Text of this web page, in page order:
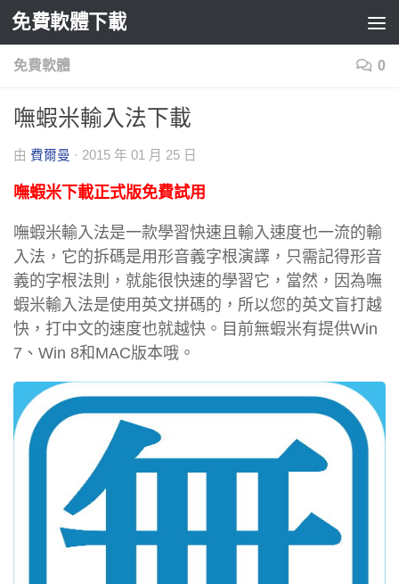
Skip to content
免費軟體下載
免費軟體 0
嘸蝦米輸入法下載
由 費爾曼 · 2015 年 01 月 25 日
嘸蝦米下載正式版免費試用
嘸蝦米輸入法是一款學習快速且輸入速度也一流的輸
入法，它的拆碼是用形音義字根演譯，只需記得形音
義的字根法則，就能很快速的學習它，當然，因為嘸
蝦米輸入法是使用英文拼碼的，所以您的英文盲打越
快，打中文的速度也就越快。目前無蝦米有提供Win
7、Win 8和MAC版本哦。